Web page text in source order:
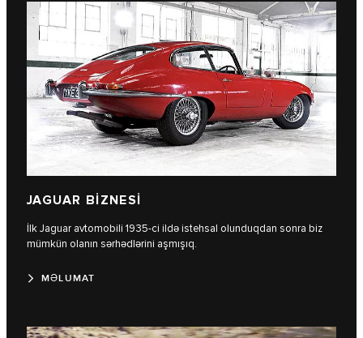
JAGUAR BİZNESİ
İlk Jaguar avtomobili 1935-ci ildə istehsal olunduqdan sonra biz
mümkün olanın sərhədlərini aşmışıq.
MƏLUMAT